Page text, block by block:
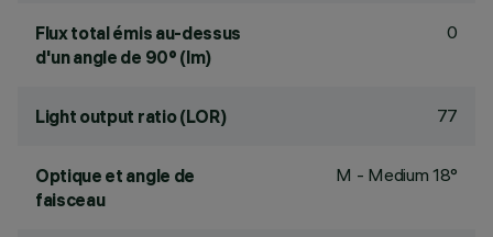
Flux total émis au-dessus
d'un angle de 90° (lm)
0
Light output ratio (LOR) 77
Optique et angle de
faisceau
M - Medium 18°